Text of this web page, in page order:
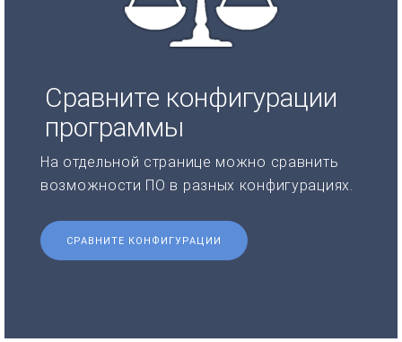
Сравните конфигурации
программы
На отдельной странице можно сравнить
возможности ПО в разных конфигурациях.
СРАВНИТЕ КОНФИГУРАЦИИ